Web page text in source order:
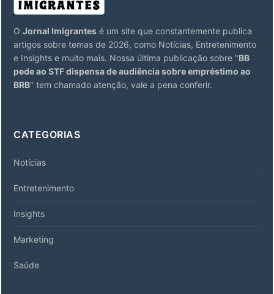
O Jornal Imigrantes é um site que constantemente publica
artigos sobre temas de 2026, como Notícias, Entretenimento
e Insights e muito mais. Nossa última publicação sobre "BB
pede ao STF dispensa de audiência sobre empréstimo ao
BRB" tem chamado atenção, vale a pena conferir.
CATEGORIAS
Notícias
Entretenimento
Insights
Marketing
Saúde